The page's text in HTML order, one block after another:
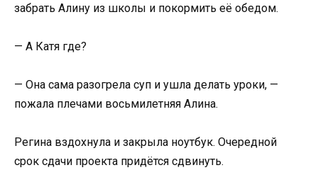
забрать Алину из школы и покормить её обедом.
— А Катя где?
— Она сама разогрела суп и ушла делать уроки, —
пожала плечами восьмилетняя Алина.
Регина вздохнула и закрыла ноутбук. Очередной
срок сдачи проекта придётся сдвинуть.